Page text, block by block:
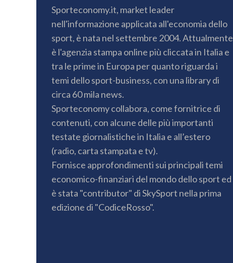
Sporteconomy.it, market leader
nell'informazione applicata all'economia dello
sport, è nata nel settembre 2004. Attualmente
è l'agenzia stampa online più cliccata in Italia e
tra le prime in Europa per quanto riguarda i
temi dello sport-business, con una library di
circa 60 mila news.
Sporteconomy collabora, come fornitrice di
contenuti, con alcune delle più importanti
testate giornalistiche in Italia e all’estero
(radio, carta stampata e tv).
Fornisce approfondimenti sui principali temi
economico-finanziari del mondo dello sport ed
è stata "contributor" di SkySport nella prima
edizione di "CodiceRosso".